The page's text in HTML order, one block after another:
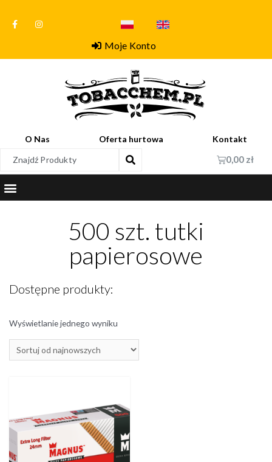
Moje Konto
O Nas Oferta hurtowa Kontakt
0,00 zł
500 szt. tutki
papierosowe
Dostępne produkty:
Wyświetlanie jednego wyniku